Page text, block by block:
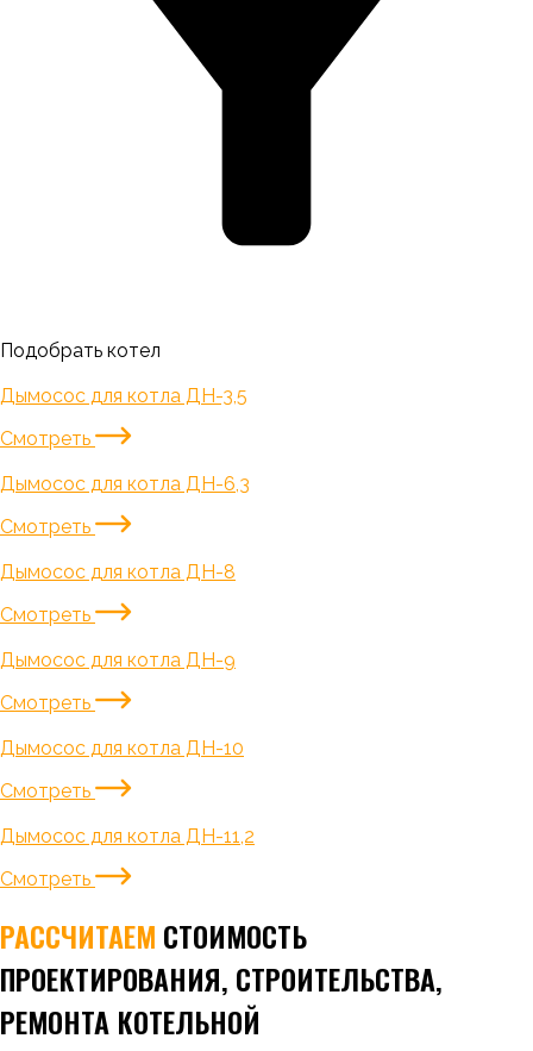
Подобрать котел
Дымосос для котла ДН-3,5
Смотреть
Дымосос для котла ДН-6,3
Смотреть
Дымосос для котла ДН-8
Смотреть
Дымосос для котла ДН-9
Смотреть
Дымосос для котла ДН-10
Смотреть
Дымосос для котла ДН-11,2
Смотреть
РАССЧИТАЕМ СТОИМОСТЬ
ПРОЕКТИРОВАНИЯ, СТРОИТЕЛЬСТВА,
РЕМОНТА КОТЕЛЬНОЙ